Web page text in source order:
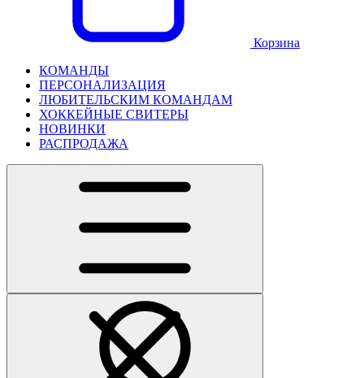
Корзина
КОМАНДЫ
ПЕРСОНАЛИЗАЦИЯ
ЛЮБИТЕЛЬСКИМ КОМАНДАМ
ХОККЕЙНЫЕ СВИТЕРЫ
НОВИНКИ
РАСПРОДАЖА